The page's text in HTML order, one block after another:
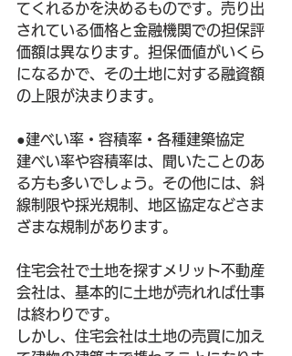
てくれるかを決めるものです。売り出
されている価格と金融機関での担保評
価額は異なります。担保価値がいくら
になるかで、その土地に対する融資額
の上限が決まります。
●建べい率・容積率・各種建築協定
建べい率や容積率は、聞いたことのあ
る方も多いでしょう。その他には、斜
線制限や採光規制、地区協定などさま
ざまな規制があります。
住宅会社で土地を探すメリット不動産
会社は、基本的に土地が売れれば仕事
は終わりです。
しかし、住宅会社は土地の売買に加え